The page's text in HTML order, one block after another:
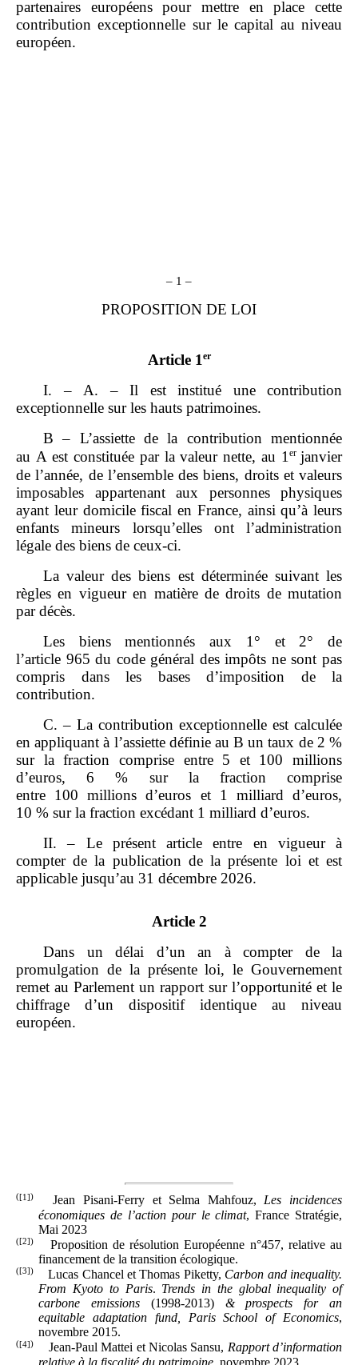
partenaires européens pour mettre en place cette
contribution exceptionnelle sur le capital au niveau
européen.
– 1 –
PROPOSITION DE LOI
Article 1er
I. – A. – Il est institué une contribution
exceptionnelle sur les hauts patrimoines.
B – L’assiette de la contribution mentionnée
au A est constituée par la valeur nette, au 1er janvier
de l’année, de l’ensemble des biens, droits et valeurs
imposables appartenant aux personnes physiques
ayant leur domicile fiscal en France, ainsi qu’à leurs
enfants mineurs lorsqu’elles ont l’administration
légale des biens de ceux‑ci.
La valeur des biens est déterminée suivant les
règles en vigueur en matière de droits de mutation
par décès.
Les biens mentionnés aux 1° et 2° de
l’article 965 du code général des impôts ne sont pas
compris dans les bases d’imposition de la
contribution.
C. – La contribution exceptionnelle est calculée
en appliquant à l’assiette définie au B un taux de 2 %
sur la fraction comprise entre 5 et 100 millions
d’euros, 6 % sur la fraction comprise
entre 100 millions d’euros et 1 milliard d’euros,
10 % sur la fraction excédant 1 milliard d’euros.
II. – Le présent article entre en vigueur à
compter de la publication de la présente loi et est
applicable jusqu’au 31 décembre 2026.
Article 2
Dans un délai d’un an à compter de la
promulgation de la présente loi, le Gouvernement
remet au Parlement un rapport sur l’opportunité et le
chiffrage d’un dispositif identique au niveau
européen.
([1] ) Jean Pisani-Ferry et Selma Mahfouz,Les incidences
économiques de l’action pour le climat, France Stratégie,
Mai 2023
([2])
Proposition de résolution Européenne n°457, relative au
financement de la transition écologique.
([3]) Lucas Chancel et Thomas Piketty, Carbon and inequality.
From Kyoto to Paris. Trends in the global inequality of
carbone emissions (1998-2013) & prospects for an
equitable adaptation fund, Paris School of Economics,
novembre 2015.
([4]) Jean-Paul Mattei et Nicolas Sansu, Rapport d’information
relative à la fiscalité du patrimoine , novembre 2023